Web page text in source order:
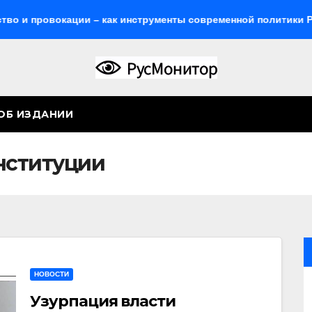
– как инструменты современной политики России
ИЗДАНИИ
НОВОСТИ
Узурпация власти